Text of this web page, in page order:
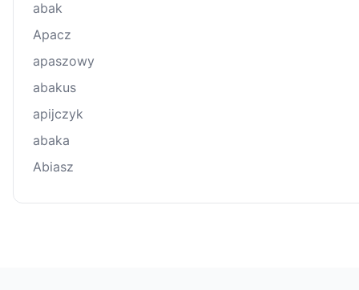
abak
Apacz
apaszowy
abakus
apijczyk
abaka
Abiasz